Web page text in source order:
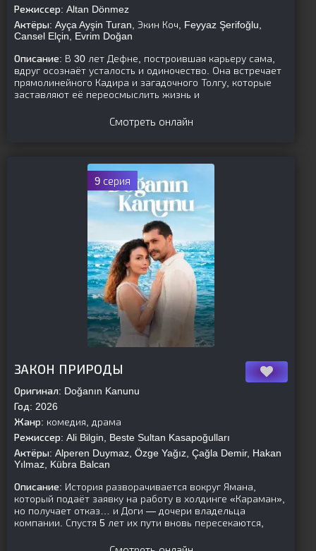
Режиссер: Altan Dönmez
Актёры: Ayça Ayşin Turan, Экин Коч, Feyyaz Şerifoğlu,
Cansel Elçin, Evrim Doğan
Описание: В 30 лет Дефне, построившая карьеру сама,
вдруг осознаёт усталость и одиночество. Она встречает
прямолинейного Кадира и загадочного Толгу, которые
заставляют её переосмыслить жизнь и
Смотреть онлайн
9 серия
ЗАКОН ПРИРОДЫ
Оригинал: Doğanın Kanunu
Год: 2026
Жанр: комедия, драма
Режиссер: Ali Bilgin, Beste Sultan Kasapoğulları
Актёры: Alperen Duymaz, Özge Yağız, Çağla Demir, Hakan
Yılmaz, Kübra Balcan
Описание: История разворачивается вокруг Ямана,
который подаёт заявку на работу в холдинге «Караман»,
но получает отказ… и Доги — дочери владельца
компании. Спустя 5 лет их пути вновь пересекаются,